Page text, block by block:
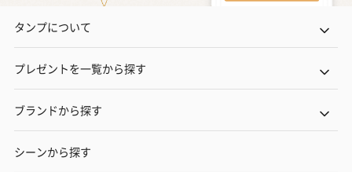
タンプについて
プレゼントを一覧から探す
ブランドから探す
シーンから探す